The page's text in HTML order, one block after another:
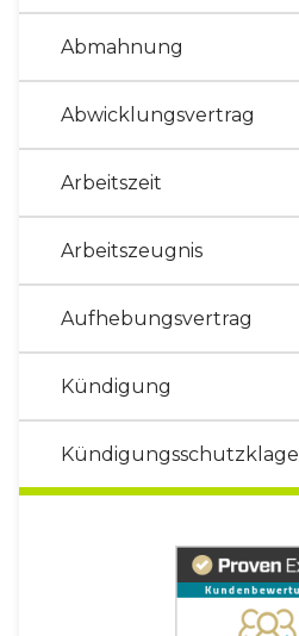
Abmahnung
Abwicklungsvertrag
Arbeitszeit
Arbeitszeugnis
Aufhebungsvertrag
Kündigung
Kündigungsschutzklage